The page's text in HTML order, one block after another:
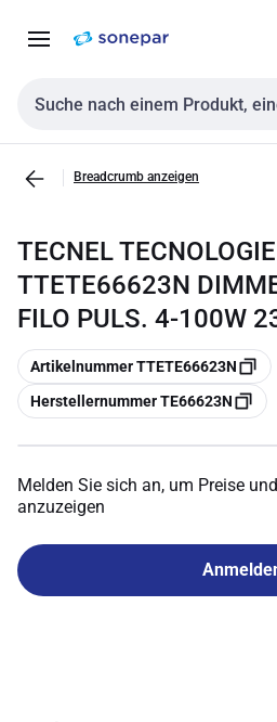
NavigationInhalt
Sucheingabe
Breadcrumb anzeigen
TECNEL
TTETE66623N
FILO PULS. 4-100W
Kopieren
Artikelnummer TTETE66623N
Kopieren
Herstellernummer TE66623N
Melden Sie sich an, um Preise
anzuzeigen